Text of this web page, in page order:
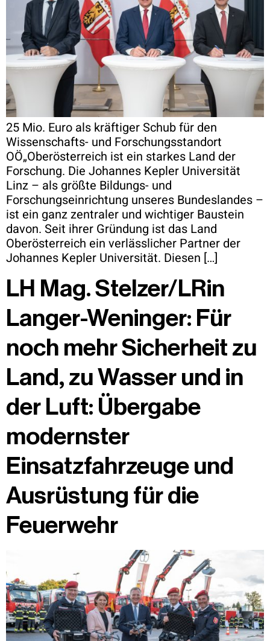
25 Mio. Euro als kräftiger Schub für den
Wissenschafts- und Forschungsstandort
OÖ„Oberösterreich ist ein starkes Land der
Forschung. Die Johannes Kepler Universität
Linz – als größte Bildungs- und
Forschungseinrichtung unseres Bundeslandes –
ist ein ganz zentraler und wichtiger Baustein
davon. Seit ihrer Gründung ist das Land
Oberösterreich ein verlässlicher Partner der
Johannes Kepler Universität. Diesen […]
LH Mag. Stelzer/LRin
Langer-Weninger: Für
noch mehr Sicherheit zu
Land, zu Wasser und in
der Luft: Übergabe
modernster
Einsatzfahrzeuge und
Ausrüstung für die
Feuerwehr